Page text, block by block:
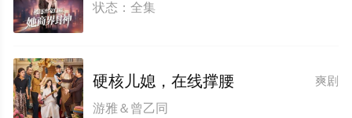
状态：全集
爽剧
硬核儿媳，在线撑腰
游雅＆曾乙同